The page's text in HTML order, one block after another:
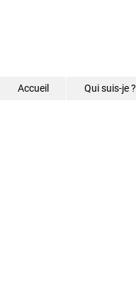
Accueil Qui suis-je ?